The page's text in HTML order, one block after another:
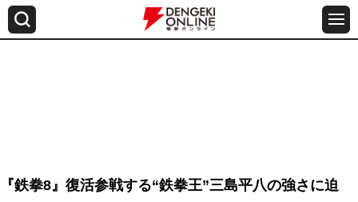
『鉄拳8』復活参戦する“鉄拳王”三島平八の強さに迫